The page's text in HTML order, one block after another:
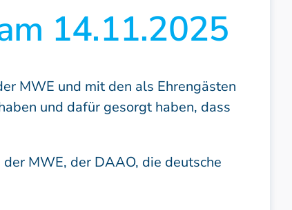
14.11.2025
MWE und mit den als Ehrengästen
und dafür gesorgt haben, dass
MWE, der DAAO, die deutsche